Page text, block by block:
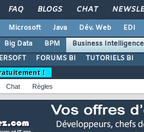
FAQ BLOGS CHAT
Microsoft Java Dév. Web EDI
Big Data BPM Business Intelligence
FORUMS BI TUTORIELS BI
!
Chat Règles